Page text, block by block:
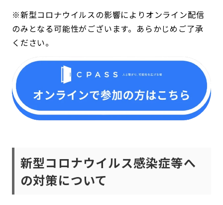
※新型コロナウイルスの影響によりオンライン配信
のみとなる可能性がございます。あらかじめご了承
ください。
新型コロナウイルス感染症等へ
の対策について